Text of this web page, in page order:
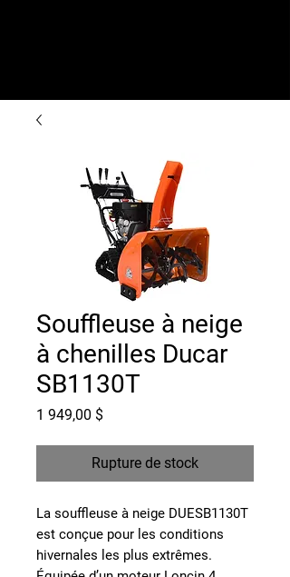
Souffleuse à neige
à chenilles Ducar
SB1130T
1 949,00 $Prix
Rupture de stock
La souffleuse à neige DUESB1130T
est conçue pour les conditions
hivernales les plus extrêmes.